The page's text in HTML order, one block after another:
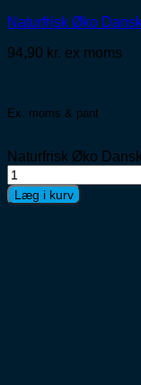
Naturfrisk Øko
94,90 kr. ex moms
Ex. moms & pant
Naturfrisk Øko
Læg i kurv